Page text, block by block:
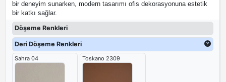
bir deneyim sunarken, modern tasarımı ofis dekorasyonuna estetik
bir katkı sağlar.
Döşeme Renkleri
Deri Döşeme Renkleri
Sahra 04 Toskano 2309